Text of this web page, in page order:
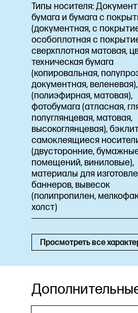
Типы носителя:
бумага и бумага с
(документная, с
особоплотная с
сверхплотная матовая,
техническая бумага
(копировальная,
документная,
(полиэфирная, матовая),
фотобумага (атласная,
полуглянцевая, матовая,
высокоглянцевая),
самоклеящиеся
(двусторонние,
помещений, виниловые),
материалы для
баннеров, вывесок
(полипропилен,
холст)